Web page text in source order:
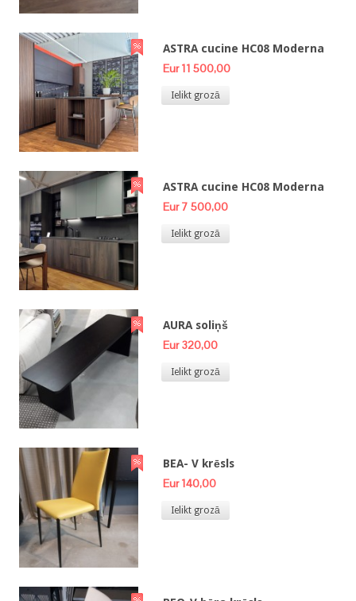
ASTRA cucine HC08 Moderna
Eur 11 500,00
Ielikt grozā
ASTRA cucine HC08 Moderna
Eur 7 500,00
Ielikt grozā
AURA soliņš
Eur 320,00
Ielikt grozā
BEA- V krēsls
Eur 140,00
Ielikt grozā